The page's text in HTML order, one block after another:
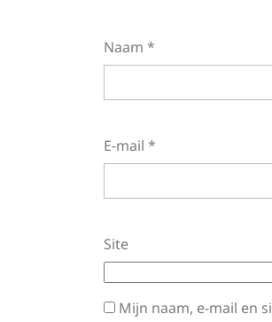
Naam *
E-mail *
Site
Mijn naam, e-mail en